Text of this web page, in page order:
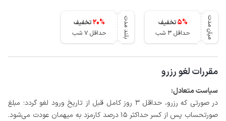
میان مدت 5%
تخفیف
حداقل 3 شب
بلند مدت 20%
تخفیف
حداقل 7 شب
مقررات لغو رزرو
سیاست متعادل:
در صورتی که رزرو، حداقل 3 روز کامل قبل از تاریخ ورود لغو گردد؛ مبلغ
صورتحساب پس از کسر حداکثر 15 درصد کارمزد به میهمان عودت می‌شود.